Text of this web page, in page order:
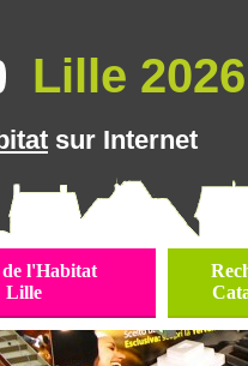
Lille
sur Internet
de l'Habitat
Lille